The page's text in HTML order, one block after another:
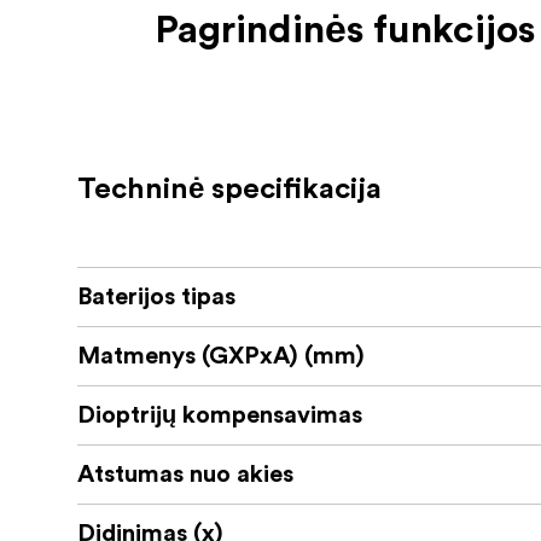
Pagrindinės funkcijos
Didelisraiškos optika užtikrina puikų
Tvirta 30 mm vamzdžio konstrukcija,
"Vector Optics Continental" serijos
Kas yra dėžutėje
Techninė specifikacija
Baterijos tipas
Matmenys (GXPxA) (mm)
Dioptrijų kompensavimas
Atstumas nuo akies
Didinimas (x)